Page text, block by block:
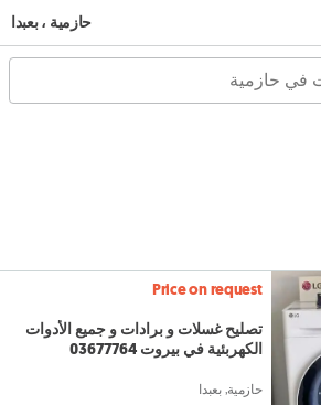
حازمية ، بعبدا
Price on request
تصليح غسلات و برادات و جميع الأدوات
الكهربئية في بيروت 03677764
حازمية, بعبدا